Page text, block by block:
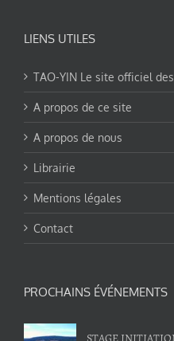
LIENS UTILES
TAO-YIN Le site officiel
A propos de ce site
A propos de nous
Librairie
Mentions légales
Contact
PROCHAINS ÉVÉNEMENTS
STAGE